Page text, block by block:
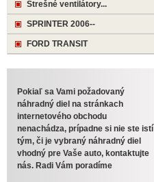
Strešné ventilátory...
SPRINTER 2006--
FORD TRANSIT
Pokiaľ sa Vami požadovaný
náhradný diel na stránkach
internetového obchodu
nenachádza, prípadne si nie ste istí
tým, či je vybraný náhradný diel
vhodný pre Vaše auto, kontaktujte
nás. Radi Vám poradíme